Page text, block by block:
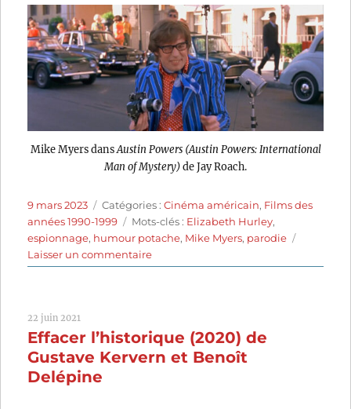
Mike Myers dansAustin Powers (Austin Powers: International
Man of Mystery)de Jay Roach.
Publié
le
9 mars 2023 Catégories
Catégories :Cinéma américain, Films des
années 1990-1999
Étiquettes
Mots-clés : Elizabeth Hurley,
espionnage, humour potache, Mike Myers, parodie
Laisser un commentairesur
Austin
Jay
Roach
22 juin 2021
Effacer l’historique (2020) de
Gustave Kervern et Benoît
Delépine